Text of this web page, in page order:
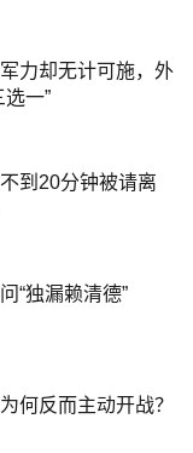
力却无计可施，外
一”
到20分钟被请离
“独漏赖清德”
何反而主动开战？